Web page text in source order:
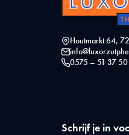
Houtmarkt 64,
0575 – 51 37 50
Schrijf je in